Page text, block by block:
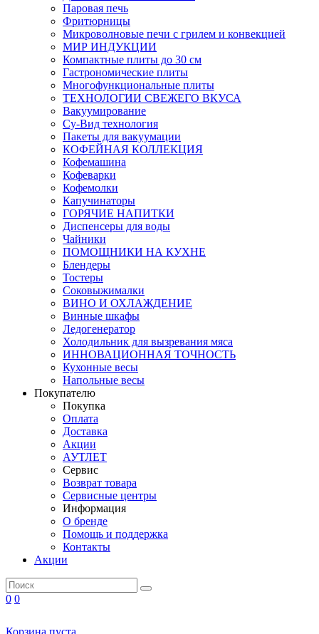
Паровая печь
Фритюрницы
Микроволновые печи с грилем и конвекцией
МИР ИНДУКЦИИ
Компактные плиты до 30 см
Гастрономические плиты
Многофункциональные плиты
ТЕХНОЛОГИИ СВЕЖЕГО ВКУСА
Вакуумирование
Су-Вид технология
Пакеты для вакуумации
КОФЕЙНАЯ КОЛЛЕКЦИЯ
Кофемашина
Кофеварки
Кофемолки
Капучинаторы
ГОРЯЧИЕ НАПИТКИ
Диспенсеры для воды
Чайники
ПОМОЩНИКИ НА КУХНЕ
Блендеры
Тостеры
Соковыжималки
ВИНО И ОХЛАЖДЕНИЕ
Винные шкафы
Ледогенератор
Холодильник для вызревания мяса
ИННОВАЦИОННАЯ ТОЧНОСТЬ
Кухонные весы
Напольные весы
Покупателю
Покупка
Оплата
Доставка
Акции
АУТЛЕТ
Сервис
Возврат товара
Сервисные центры
Информация
О бренде
Помощь и поддержка
Контакты
Акции
0 0
Корзина пуста